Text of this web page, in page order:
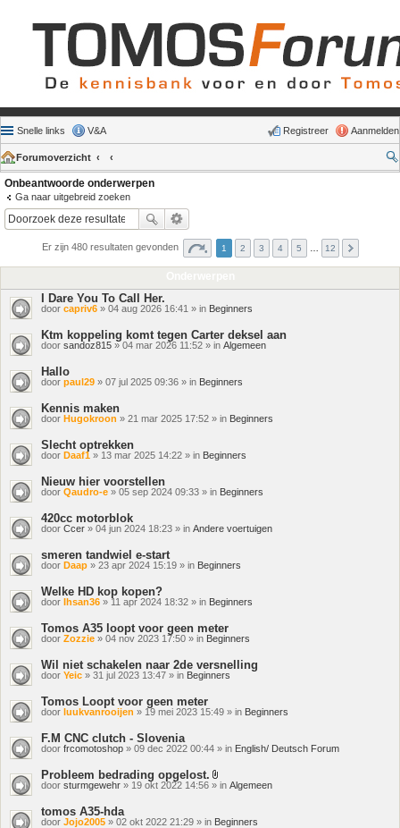
Snelle links V&A Aanmelden
Registreer
Forumoverzicht
Onbeantwoorde onderwerpen
Ga naar uitgebreid zoeken
Er zijn 480 resultaten gevonden 1 2 3 4 5 12
I Dare You To Call Her.
door capriv6 » 04 aug 2026 16:41 » in Beginners
Ktm koppeling komt tegen Carter deksel aan
door sandoz815 » 04 mar 2026 11:52 » in Algemeen
Hallo
door paul29 » 07 jul 2025 09:36 » in Beginners
Kennis maken
door Hugokroon » 21 mar 2025 17:52 » in Beginners
Slecht optrekken
door Daaf1 » 13 mar 2025 14:22 » in Beginners
Nieuw hier voorstellen
door Qaudro-e » 05 sep 2024 09:33 » in Beginners
420cc motorblok
door Ccer » 04 jun 2024 18:23 » in Andere voertuigen
smeren tandwiel e-start
door Daap » 23 apr 2024 15:19 » in Beginners
Welke HD kop kopen?
door Ihsan36 » 11 apr 2024 18:32 » in Beginners
Tomos A35 loopt voor geen meter
door Zozzie » 04 nov 2023 17:50 » in Beginners
Wil niet schakelen naar 2de versnelling
door Yeic » 31 jul 2023 13:47 » in Beginners
Tomos Loopt voor geen meter
door luukvanrooijen » 19 mei 2023 15:49 » in Beginners
F.M CNC clutch - Slovenia
door frcomotoshop » 09 dec 2022 00:44 » in English/ Deutsch Forum
Probleem bedrading opgelost.
Bijlage(n)
door sturmgewehr » 19 okt 2022 14:56 » in Algemeen
tomos A35-hda
door Jojo2005 » 02 okt 2022 21:29 » in Beginners